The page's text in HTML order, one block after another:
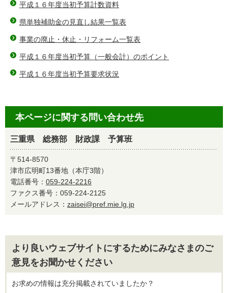
平成１６年度当初予算計数資料
県単独補助金の見直し結果一覧表
事業の廃止・休止・リフォーム一覧表
平成１６年度当初予算（一般会計）のポイント
平成１６年度当初予算要求状況
本ページに関する問い合わせ先
三重県 総務部 財政課 予算班
〒514-8570
津市広明町13番地（本庁3階）
電話番号： 059-224-2216
ファクス番号：059-224-2125
メールアドレス： zaisei@pref.mie.lg.jp
より良いウェブサイトにするためにみなさまのご
意見をお聞かせください
お求めの情報は充分掲載されていましたか？